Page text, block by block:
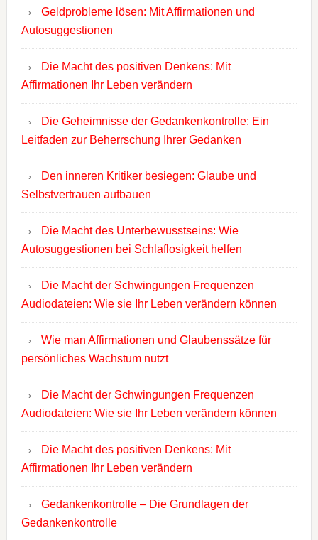
Geldprobleme lösen: Mit Affirmationen und
Autosuggestionen
Die Macht des positiven Denkens: Mit
Affirmationen Ihr Leben verändern
Die Geheimnisse der Gedankenkontrolle: Ein
Leitfaden zur Beherrschung Ihrer Gedanken
Den inneren Kritiker besiegen: Glaube und
Selbstvertrauen aufbauen
Die Macht des Unterbewusstseins: Wie
Autosuggestionen bei Schlaflosigkeit helfen
Die Macht der Schwingungen Frequenzen
Audiodateien: Wie sie Ihr Leben verändern können
Wie man Affirmationen und Glaubenssätze für
persönliches Wachstum nutzt
Die Macht der Schwingungen Frequenzen
Audiodateien: Wie sie Ihr Leben verändern können
Die Macht des positiven Denkens: Mit
Affirmationen Ihr Leben verändern
Gedankenkontrolle – Die Grundlagen der
Gedankenkontrolle